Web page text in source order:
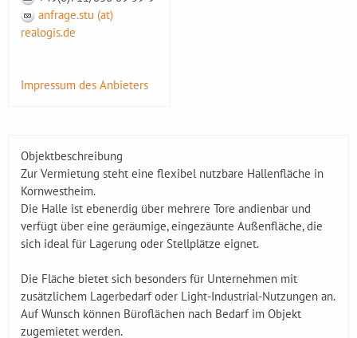
anfrage.stu (at)
realogis.de
Impressum des Anbieters
Objektbeschreibung
Zur Vermietung steht eine flexibel nutzbare Hallenfläche in
Kornwestheim.
Die Halle ist ebenerdig über mehrere Tore andienbar und
verfügt über eine geräumige, eingezäunte Außenfläche, die
sich ideal für Lagerung oder Stellplätze eignet.
Die Fläche bietet sich besonders für Unternehmen mit
zusätzlichem Lagerbedarf oder Light-Industrial-Nutzungen an.
Auf Wunsch können Büroflächen nach Bedarf im Objekt
zugemietet werden.